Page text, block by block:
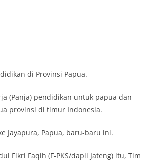
di Provinsi Papua.
(Panja) pendidikan untuk papua dan
provinsi di timur Indonesia.
Jayapura, Papua, baru-baru ini.
Fikri Faqih (F-PKS/dapil Jateng) itu, Tim